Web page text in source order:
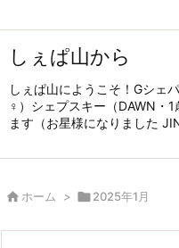
しぇぱ山から
しぇぱ山にようこそ！Gシ
♀）シェプスキー（DAWN・
ます（お星様になりました
 ホーム > 2025年1月